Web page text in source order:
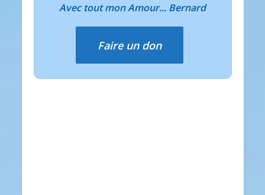
Avec tout mon Amour... Bernard
Faire un don